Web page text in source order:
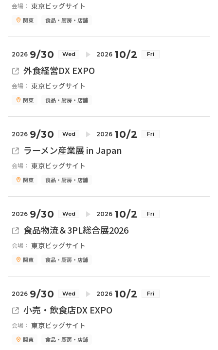
会場： 東京ビッグサイト
関東 食品・厨房・店舗
2026 9/30 Wed 2026 10/2 Fri
外食経営DX EXPO
会場： 東京ビッグサイト
関東 食品・厨房・店舗
2026 9/30 Wed 2026 10/2 Fri
ラーメン産業展 in Japan
会場： 東京ビッグサイト
関東 食品・厨房・店舗
2026 9/30 Wed 2026 10/2 Fri
食品物流＆3PL総合展2026
会場： 東京ビッグサイト
関東 食品・厨房・店舗
2026 9/30 Wed 2026 10/2 Fri
小売・飲食店DX EXPO
会場： 東京ビッグサイト
関東 食品・厨房・店舗